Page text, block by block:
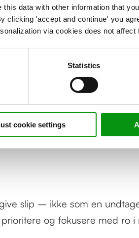
data with other information that
clicking 'accept and continue' you
via cookies does not affect
Statistics
cookie settings
En anden ro. Ikke bare i
ærlige: Behovet for fravær
om strandstole og afkobling
en knap ressource. For
på den lange bane, hvis
slip – ikke som en
og fokusere med ro i